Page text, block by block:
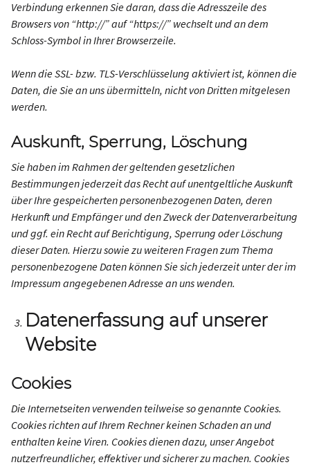
Verbindung erkennen Sie daran, dass die Adresszeile des
Browsers von “http://” auf “https://” wechselt und an dem
Schloss-Symbol in Ihrer Browserzeile.
Wenn die SSL- bzw. TLS-Verschlüsselung aktiviert ist, können die
Daten, die Sie an uns übermitteln, nicht von Dritten mitgelesen
werden.
Auskunft, Sperrung, Löschung
Sie haben im Rahmen der geltenden gesetzlichen
Bestimmungen jederzeit das Recht auf unentgeltliche Auskunft
über Ihre gespeicherten personenbezogenen Daten, deren
Herkunft und Empfänger und den Zweck der Datenverarbeitung
und ggf. ein Recht auf Berichtigung, Sperrung oder Löschung
dieser Daten. Hierzu sowie zu weiteren Fragen zum Thema
personenbezogene Daten können Sie sich jederzeit unter der im
Impressum angegebenen Adresse an uns wenden.
Datenerfassung auf unserer
Website
Cookies
Die Internetseiten verwenden teilweise so genannte Cookies.
Cookies richten auf Ihrem Rechner keinen Schaden an und
enthalten keine Viren. Cookies dienen dazu, unser Angebot
nutzerfreundlicher, effektiver und sicherer zu machen. Cookies